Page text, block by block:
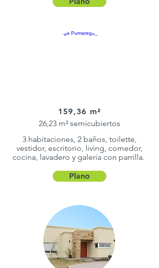
159,36 m²
26,23 m² semicubiertos
3 habitaciones, 2 baños, toilette,
vestidor, escritorio, living, comedor,
cocina, lavadero y galería con parrilla.
Plano